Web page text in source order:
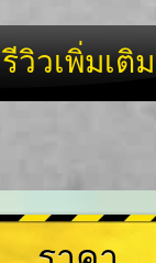
รีวิวเพิ่มเติม